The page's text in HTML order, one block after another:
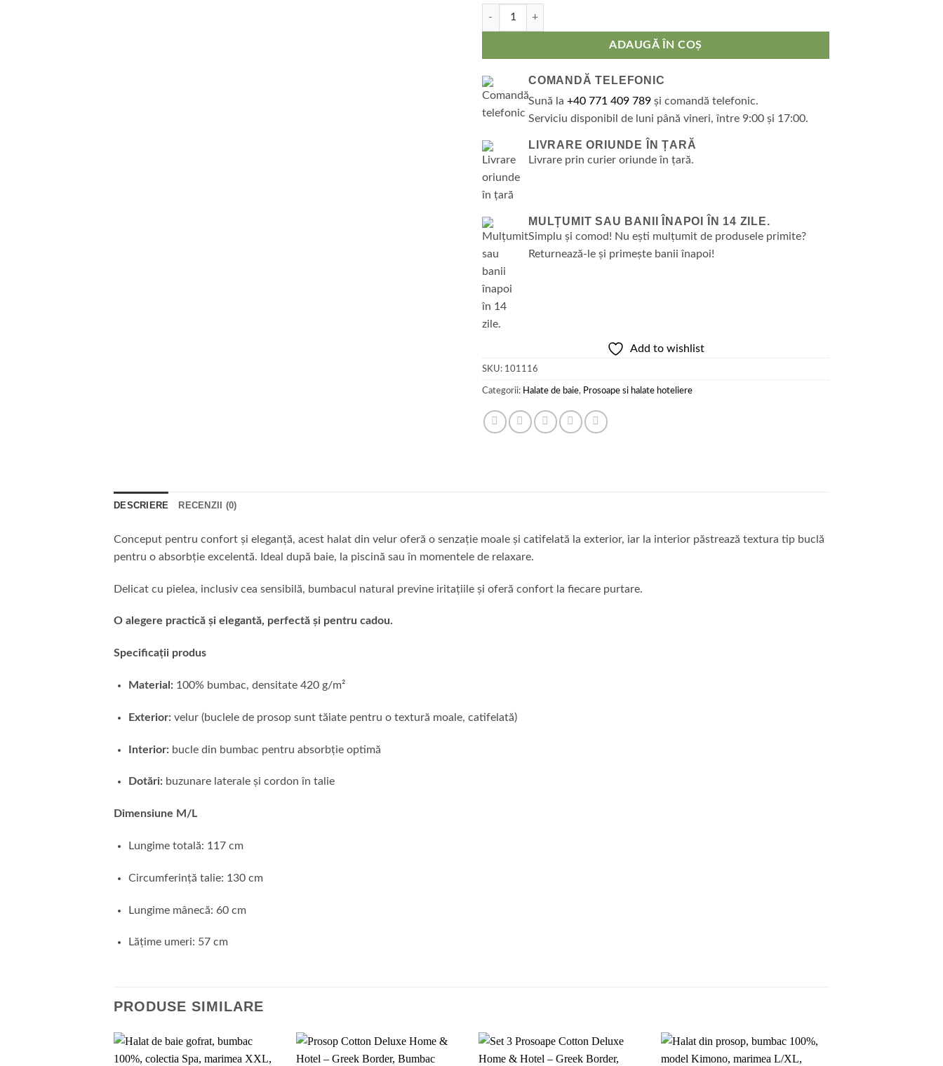
Cantitate Halat de baie velur, bumbac 100%, colectia Spa, marimea M/L, rosu grena
ADAUGĂ ÎN COȘ
COMANDĂ TELEFONIC
Sună la +40 771 409 789 și comandă telefonic.
Serviciu disponibil de luni până vineri, între 9:00 și 17:00.
LIVRARE ORIUNDE ÎN ȚARĂ
Livrare prin curier oriunde în țară.
MULȚUMIT SAU BANII ÎNAPOI ÎN 14 ZILE.
Simplu și comod! Nu ești mulțumit de produsele primite?
Returnează-le și primește banii înapoi!
Add to wishlist
SKU: 101116
Categorii: Halate de baie, Prosoape si halate hoteliere
DESCRIERE RECENZII (0)
Conceput pentru confort și eleganță, acest halat din velur oferă o senzație moale și catifelată la exterior, iar la interior păstrează textura tip buclă
pentru o absorbție excelentă. Ideal după baie, la piscină sau în momentele de relaxare.
Delicat cu pielea, inclusiv cea sensibilă, bumbacul natural previne iritațiile și oferă confort la fiecare purtare.
O alegere practică și elegantă, perfectă și pentru cadou.
Specificații produs
Material:100% bumbac, densitate 420 g/m²
Exterior:velur (buclele de prosop sunt tăiate pentru o textură moale, catifelată)
Interior:bucle din bumbac pentru absorbție optimă
Dotări:buzunare laterale și cordon în talie
Dimensiune M/L
Lungime totală: 117 cm
Circumferință talie: 130 cm
Lungime mânecă: 60 cm
Lățime umeri: 57 cm
PRODUSE SIMILARE